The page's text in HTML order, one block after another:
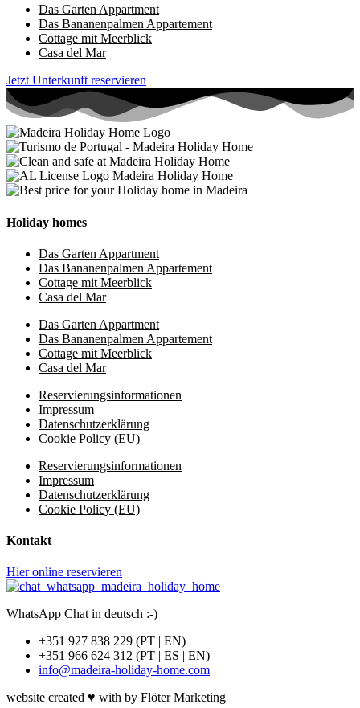
Das Garten Appartment
Das Bananenpalmen Appartement​
Cottage mit Meerblick
Casa del Mar
Jetzt Unterkunft reservieren
Holiday homes
Das Garten Appartment
Das Bananenpalmen Appartement​
Cottage mit Meerblick
Casa del Mar
Das Garten Appartment
Das Bananenpalmen Appartement​
Cottage mit Meerblick
Casa del Mar
Reservierungsinformationen
Impressum
Datenschutzerklärung
Cookie Policy (EU)
Reservierungsinformationen
Impressum
Datenschutzerklärung
Cookie Policy (EU)
Kontakt
Hier online reservieren
WhatsApp Chat in deutsch :-)
+351 927 838 229 (PT | EN)
+351 966 624 312 (PT | ES | EN)
info@madeira-holiday-home.com
website created ♥ with by Flöter Marketing